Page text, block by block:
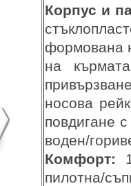
Корпус и
формована
на
носова
повдигане
воден/
Комфорт:
пилотна/